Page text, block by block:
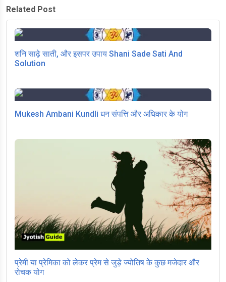
Related Post
शनि साढ़े साती, और इसपर उपाय Shani Sade Sati And
Solution
Mukesh Ambani Kundli धन संपत्ति और अधिकार के योग
प्रेमी या प्रेमिका को लेकर प्रेम से जुड़े ज्योतिष के कुछ मजेदार और
रोचक योग